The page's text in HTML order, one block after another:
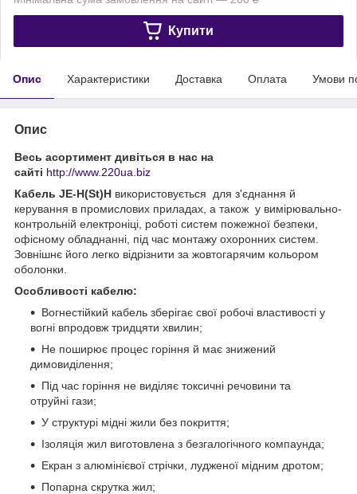
Купити
Опис Характеристики Доставка Оплата Умови
Опис
Весь асортимент дивіться в нас на
сайті http://www.220ua.biz
Кабель JE-H(St)H використовується для з'єднання й
керування в промислових приладах, а також у вимірювально-
контрольній електроніці, роботі систем пожежної безпеки,
офісному обладнанні, під час монтажу охоронних систем.
Зовнішнє його легко відрізнити за жовтогарячим кольором
оболонки.
Особливості кабелю:
Вогнестійкий кабель зберігає свої робочі властивості у
вогні впродовж тридцяти хвилин;
Не поширює процес горіння й має знижений
димовиділення;
Під час горіння не виділяє токсичні речовини та
отруйні гази;
У структурі мідні жили без покриття;
Ізоляція жил виготовлена з безгалогічного компаунда;
Екран з алюмінієвої стрічки, лудженої мідним дротом;
Попарна скрутка жил;